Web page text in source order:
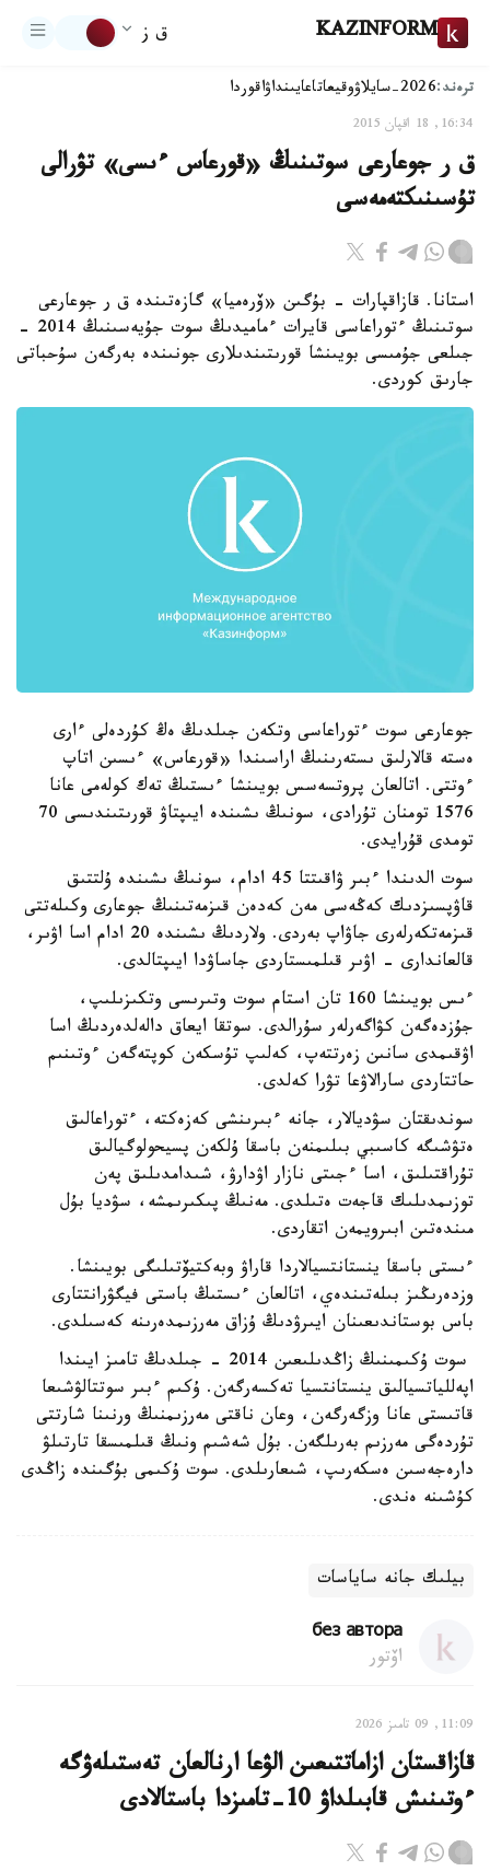
KAZINFORM ق ز
ترەند:2026-سايلاۋ وقيعاتاعايىنداۋاقوردا
16:34, 18 اقپان 2015
ق ر جوعارعى سوتىنىڭ «قورعاس ءىسى» تۋرالى
تۇسىنىكتەمەسى
استانا. قازاقپارات - بۇگىن «ۆرەميا» گازەتىندە ق ر جوعارعى
سوتىنىڭ ءتوراعاسى قايرات ءماميدىڭ سوت جۇيەسىنىڭ 2014 -
جىلعى جۇمىسى بويىنشا قورىتىندىلارى جونىندە بەرگەن سۇحباتى
جارىق كوردى.
جوعارعى سوت ءتوراعاسى وتكەن جىلدىڭ ەڭ كۇردەلى ءارى
ەستە قالارلىق ىستەرىنىڭ اراسىندا «قورعاس» ءىسىن اتاپ
ءوتتى. اتالعان پروتسەسس بويىنشا ءىستىڭ تەك كولەمى عانا
1576 تومنان تۇرادى، سونىڭ ىشىندە ايىپتاۋ قورىتىندىسى 70
تومدى قۇرايدى.
سوت الدىندا ءبىر ۋاقىتتا 45 ادام، سونىڭ ىشىندە ۇلتتىق
قاۋپسىزدىك كەڭەسى مەن كەدەن قىزمەتىنىڭ جوعارى وكىلەتتى
قىزمەتكەرلەرى جاۋاپ بەردى. ولاردىڭ ىشىندە 20 ادام اسا اۋىر،
قالعاندارى - اۋىر قىلمىستاردى جاساۋدا ايىپتالدى.
ءىس بويىنشا 160 تان استام سوت وتىرىسى وتكىزىلىپ،
جۇزدەگەن كۋاگەرلەر سۇرالدى. سوتقا ايعاق دالەلدەردىڭ اسا
اۋقىمدى سانىن زەرتتەپ، كەلىپ تۇسكەن كوپتەگەن ءوتىنىم
حاتتاردى سارالاۋعا تۋرا كەلدى.
سوندىقتان سۋديالار، جانە ءبىرىنشى كەزەكتە، ءتوراعالىق
ەتۋشىگە كاسىبي بىلىمنەن باسقا ۇلكەن پسيحولوگيالىق
تۇراقتىلىق، اسا ءجىتى نازار اۋدارۋ، شىدامدىلىق پەن
توزىمدىلىك قاجەت ەتىلدى. مەنىڭ پىكىرىمشە، سۋديا بۇل
مىندەتىن ابىرويمەن اتقاردى.
ءىستى باسقا ينستانتسيالاردا قاراۋ وبەكتيۆتىلىگى بويىنشا.
وزدەرىڭىز بىلەتىندەي، اتالعان ءىستىڭ باستى فيگۋرانتتارى
باس بوستاندىعىنان ايىرۋدىڭ ۇزاق مەرزىمدەرىنە كەسىلدى.
سوت ۇكىمىنىڭ زاڭدىلىعىن 2014 - جىلدىڭ تامىز ايىندا
اپەللياتسيالىق ينستانتسيا تەكسەرگەن. ۇكىم ءبىر سوتتالۋشىعا
قاتىستى عانا وزگەرگەن، وعان ناقتى مەرزىمنىڭ ورنىنا شارتتى
تۇردەگى مەرزىم بەرىلگەن. بۇل شەشىم ونىڭ قىلمىسقا تارتىلۋ
دارەجەسىن ەسكەرىپ، شىعارىلدى. سوت ۇكىمى بۇگىندە زاڭدى
كۇشىنە ەندى.
بيلىك جانە ساياسات
без автора
اۆتور
11:09, 09 تامىز 2026
قازاقستان ازاماتتىعىن الۋعا ارنالعان تەستىلەۋگە
ءوتىنىش قابىلداۋ 10-تامىزدا باستالادى